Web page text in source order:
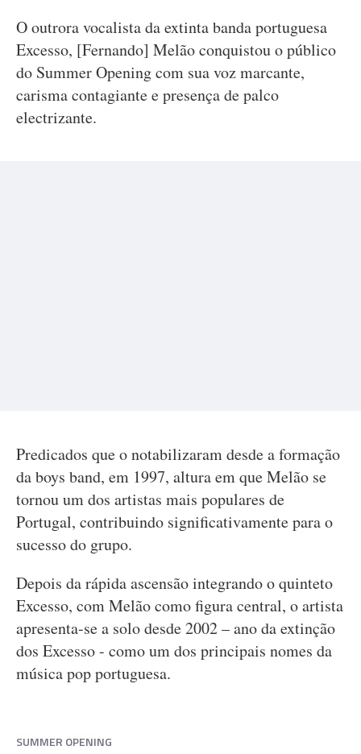
O outrora vocalista da extinta banda portuguesa
Excesso, [Fernando] Melão conquistou o público
do Summer Opening com sua voz marcante,
carisma contagiante e presença de palco
electrizante.
Predicados que o notabilizaram desde a formação
da boys band, em 1997, altura em que Melão se
tornou um dos artistas mais populares de
Portugal, contribuindo significativamente para o
sucesso do grupo.
Depois da rápida ascensão integrando o quinteto
Excesso, com Melão como figura central, o artista
apresenta-se a solo desde 2002 – ano da extinção
dos Excesso - como um dos principais nomes da
música pop portuguesa.
SUMMER OPENING